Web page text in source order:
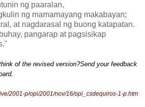
ng paaralan,
ng mamamayang makabayan;
at nagdarasal ng buong katapatan.
pangarap at pagsisikap
of the revised version?Send your feedback
.
2001-p/opi/2001/nov/16/opi_csdequiros-1-p.htm